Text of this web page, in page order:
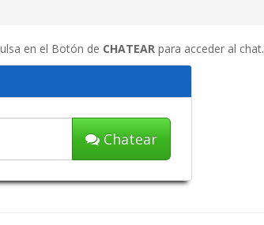
en el Botón de CHATEAR para acceder al chat.
Chatear